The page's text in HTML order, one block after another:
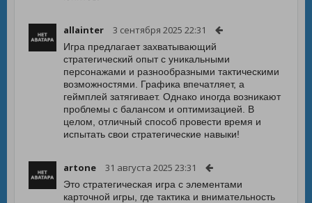
allainter 3 сентября 2025 22:31
Игра предлагает захватывающий
стратегический опыт с уникальными
персонажами и разнообразными тактическими
возможностями. Графика впечатляет, а
геймплей затягивает. Однако иногда возникают
проблемы с балансом и оптимизацией. В
целом, отличный способ провести время и
испытать свои стратегические навыки!
artone 31 августа 2025 23:31
Это стратегическая игра с элементами
карточной игры, где тактика и внимательность